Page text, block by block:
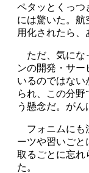
ペタッとくっつ
には驚いた。航
用化されたら、
ただ、気にな
ンの開発・サ
いるのではない
られ、この分
う懸念だ。がん
フォニムにも
ーツや習いごと
取るごとに忘れ
た。